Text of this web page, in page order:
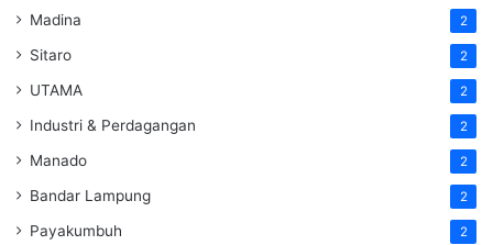
Madina 2
Sitaro 2
UTAMA 2
Industri & Perdagangan 2
Manado 2
Bandar Lampung 2
Payakumbuh 2